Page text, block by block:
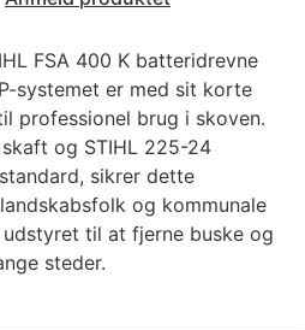
FSA 400 K batteridrevne
systemet er med sit korte
professionel brug i skoven.
og STIHL 225-24
sikrer dette
og kommunale
til at fjerne buske og
steder.